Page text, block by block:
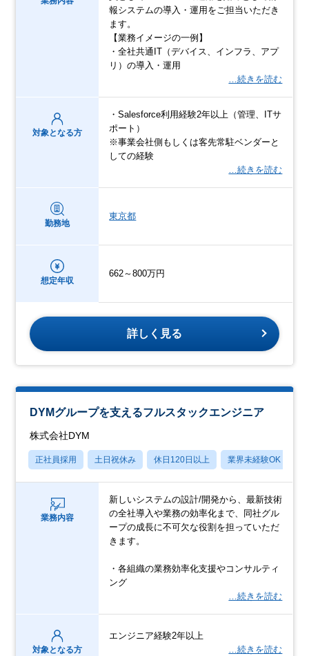
報システムの導入・運用をご担当いただき
ます。
【業務イメージの一例】
・全社共通IT（デバイス、インフラ、アプ
リ）の導入・運用
…続きを読む
対象となる方
・Salesforce利用経験2年以上（管理、ITサ
ポート）
※事業会社側もしくは客先常駐ベンダーと
しての経験
…続きを読む
勤務地
東京都
想定年収
662～800万円
詳しく見る
DYMグループを支えるフルスタックエンジニア
株式会社DYM
正社員採用 土日祝休み 休日120日以上 業界未経験OK
業務内容
新しいシステムの設計/開発から、最新技術
の全社導入や業務の効率化まで、同社グル
ープの成長に不可欠な役割を担っていただ
きます。
・各組織の業務効率化支援やコンサルティ
ング
…続きを読む
対象となる方
エンジニア経験2年以上
…続きを読む